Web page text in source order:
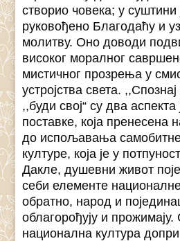
створио човека; у
руковођено Благодаћу и
молитву. Оно доводи
високог моралног
мистичног прозрења у
устројства света.
,,буди свој“ су два аспекта
поставке, која пренесена
до испољавања
културе, која је у
Дакле, душевни живот
себи елементе
обратно, народ и
облагорођују и
национална култура